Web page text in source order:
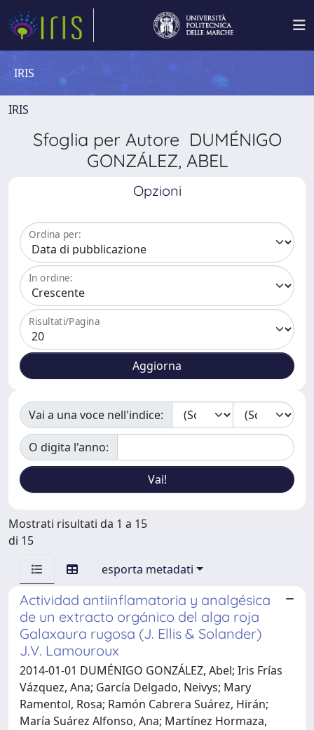
IRIS
IRIS
Sfoglia per Autore DUMÉNIGO
GONZÁLEZ, ABEL
Opzioni
Ordina per:
In ordine:
Risultati/Pagina
Vai a una voce nell'indice:
O digita l'anno:
Mostrati risultati da 1 a 15
di 15
esporta metadati
Actividad antiinflamatoria y analgésica
de un extracto orgánico del alga roja
Galaxaura rugosa (J. Ellis & Solander)
J.V. Lamouroux
2014-01-01 DUMÉNIGO GONZÁLEZ, Abel; Iris Frías
Vázquez, Ana; García Delgado, Neivys; Mary
Ramentol, Rosa; Ramón Cabrera Suárez, Hirán;
María Suárez Alfonso, Ana; Martínez Hormaza,